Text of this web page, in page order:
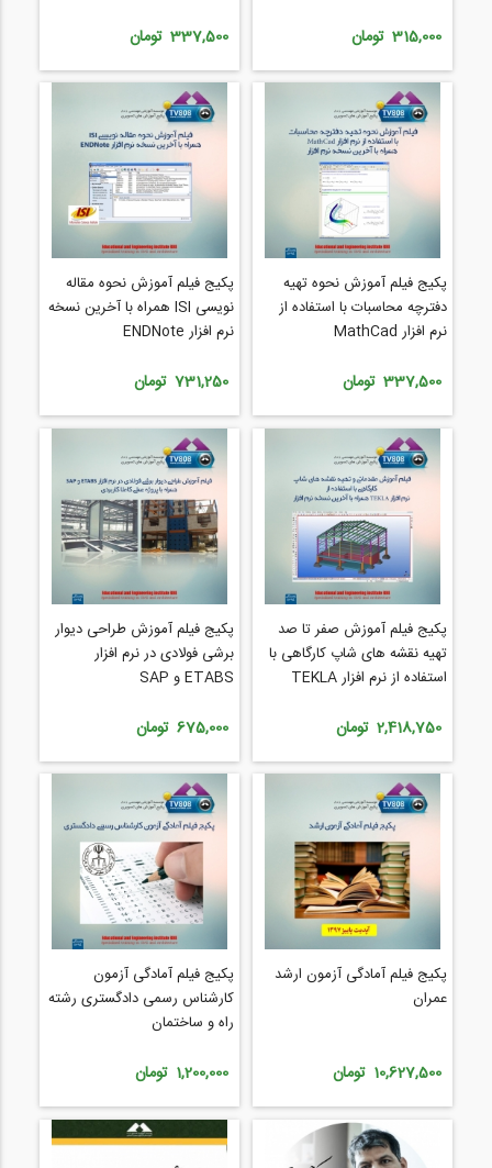
315,000 تومان 337,500 تومان
پکیج فیلم آموزش نحوه تهیه
دفترچه محاسبات با استفاده از
نرم افزار MathCad
337,500 تومان
پکیج فیلم آموزش نحوه مقاله
نویسی ISI همراه با آخرین نسخه
نرم افزار ENDNote
731,250 تومان
پکیج فیلم آموزش صفر تا صد
تهیه نقشه های شاپ کارگاهی با
استفاده از نرم افزار TEKLA
2,418,750 تومان
پکیج فیلم آموزش طراحی دیوار
برشی فولادی در نرم افزار
ETABS و SAP
675,000 تومان
پکیج فیلم آمادگی آزمون ارشد
عمران
10,627,500 تومان
پکیج فیلم آمادگی آزمون
کارشناس رسمی دادگستری رشته
راه و ساختمان
1,200,000 تومان